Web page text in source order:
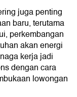
juga penting
baru, terutama
perkembangan
akan energi
kerja jadi
dengan cara
lowongan